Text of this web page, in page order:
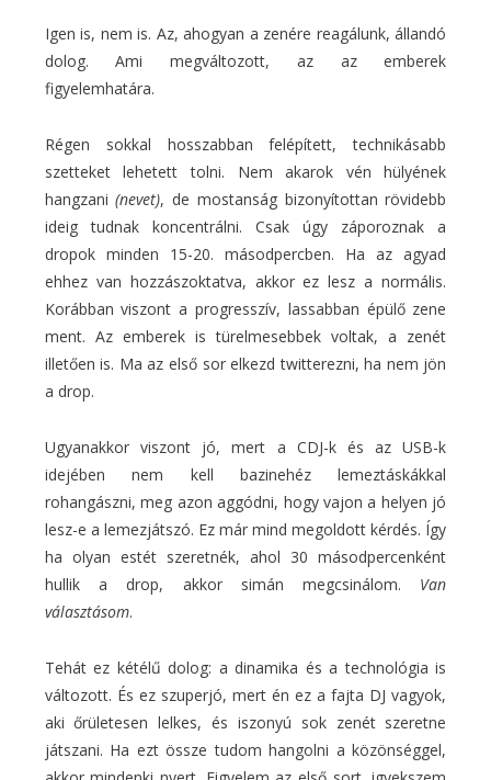
Igen is, nem is. Az, ahogyan a zenére reagálunk, állandó
dolog. Ami megváltozott, az az emberek
figyelemhatára.
Régen sokkal hosszabban felépített, technikásabb
szetteket lehetett tolni. Nem akarok vén hülyének
hangzani(nevet), de mostanság bizonyítottan rövidebb
ideig tudnak koncentrálni. Csak úgy záporoznak a
dropok minden 15-20. másodpercben. Ha az agyad
ehhez van hozzászoktatva, akkor ez lesz a normális.
Korábban viszont a progresszív, lassabban épülő zene
ment. Az emberek is türelmesebbek voltak, a zenét
illetően is. Ma az első sor elkezd twitterezni, ha nem jön
a drop.
Ugyanakkor viszont jó, mert a CDJ-k és az USB-k
idejében nem kell bazinehéz lemeztáskákkal
rohangászni, meg azon aggódni, hogy vajon a helyen jó
lesz-e a lemezjátszó. Ez már mind megoldott kérdés. Így
ha olyan estét szeretnék, ahol 30 másodpercenként
hullik a drop, akkor simán megcsinálom. Van
választásom.
Tehát ez kétélű dolog: a dinamika és a technológia is
változott. És ez szuperjó, mert én ez a fajta DJ vagyok,
aki őrületesen lelkes, és iszonyú sok zenét szeretne
játszani. Ha ezt össze tudom hangolni a közönséggel,